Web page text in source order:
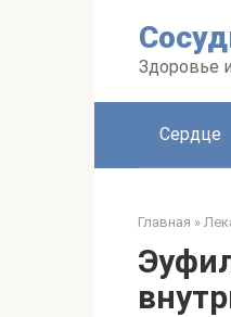
Здоровье
Сердце
Главная »